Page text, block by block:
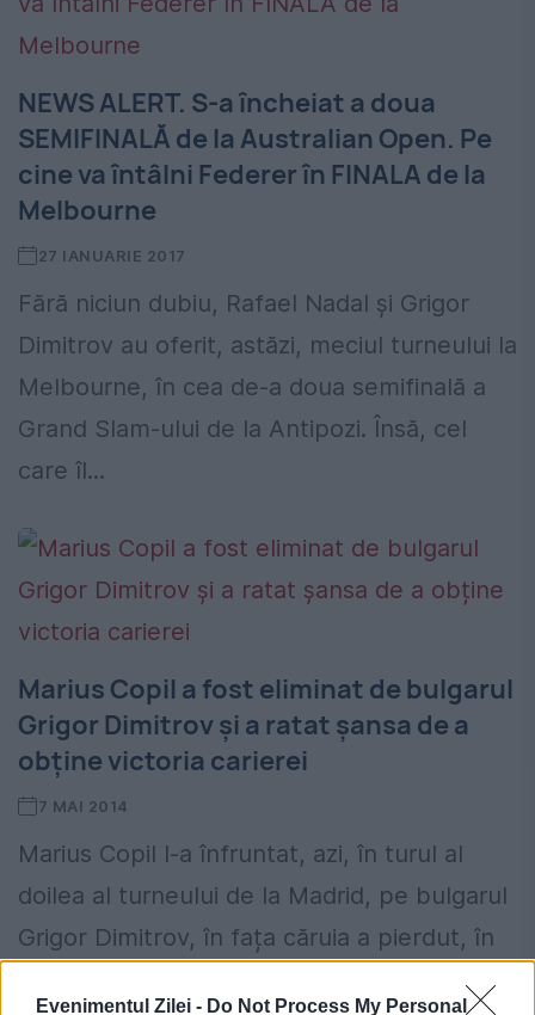
Evenimentul Zilei - Do Not Process My Personal
NEWS ALERT. S-a încheiat a doua
SEMIFINALĂ de la Australian Open. Pe
cine va întâlni Federer în FINALA de la
Melbourne
27 IANUARIE 2017
Fără niciun dubiu, Rafael Nadal și Grigor
Dimitrov au oferit, astăzi, meciul turneului la
Melbourne, în cea de-a doua semifinală a
Grand Slam-ului de la Antipozi. Însă, cel
care îl...
Marius Copil a fost eliminat de bulgarul
Grigor Dimitrov și a ratat șansa de a
obține victoria carierei
7 MAI 2014
Marius Copil l-a înfruntat, azi, în turul al
doilea al turneului de la Madrid, pe bulgarul
Grigor Dimitrov, în fața căruia a pierdut, în